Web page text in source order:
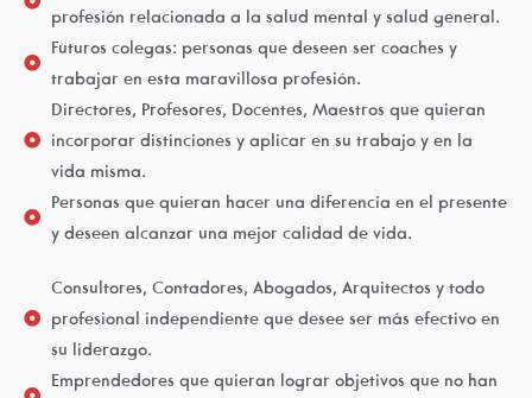
profesión relacionada a la salud mental y salud general.
Futuros colegas: personas que deseen ser coaches y
trabajar en esta maravillosa profesión.
Directores, Profesores, Docentes, Maestros que quieran
incorporar distinciones y aplicar en su trabajo y en la
vida misma.
Personas que quieran hacer una diferencia en el presente
y deseen alcanzar una mejor calidad de vida.
Consultores, Contadores, Abogados, Arquitectos y todo
profesional independiente que desee ser más efectivo en
su liderazgo.
Emprendedores que quieran lograr objetivos que no han